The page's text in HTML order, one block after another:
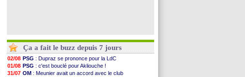
Ça a fait le buzz depuis 7 jours
02/08 PSG : Dupraz se prononce pour la LdC
01/08 PSG : c'est bouclé pour Akliouche !
31/07 OM : Meunier avait un accord avec le club